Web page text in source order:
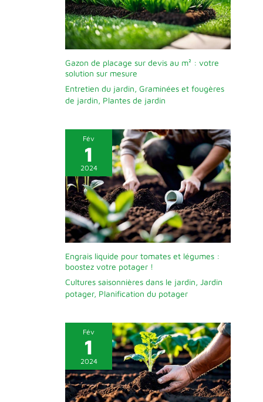
Gazon de placage sur devis au m² : votre
solution sur mesure
Entretien du jardin, Graminées et fougères
de jardin, Plantes de jardin
Fév
1
2024
Engrais liquide pour tomates et légumes :
boostez votre potager !
Cultures saisonnières dans le jardin, Jardin
potager, Planification du potager
Fév
1
2024